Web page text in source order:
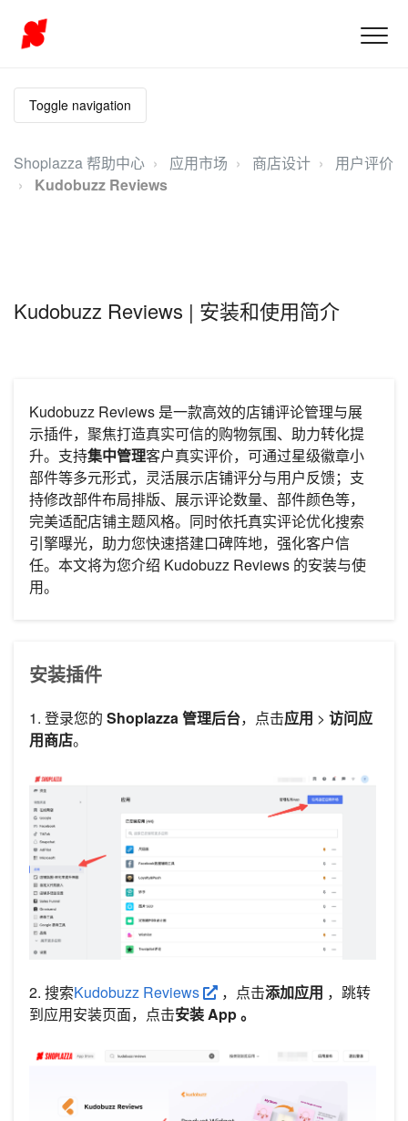
Toggle navigation
Shoplazza 帮助中心 应用市场 商店设计
用户评价
Kudobuzz Reviews
Kudobuzz Reviews | 安装和使用简介
Kudobuzz Reviews 是一款高效的店铺评论管理与展
示插件，聚焦打造真实可信的购物氛围、助力转化提
升。支持集中管理客户真实评价，可通过星级徽章小
部件等多元形式，灵活展示店铺评分与用户反馈；支
持修改部件布局排版、展示评论数量、部件颜色等，
完美适配店铺主题风格。同时依托真实评论优化搜索
引擎曝光，助力您快速搭建口碑阵地，强化客户信
任。本文将为您介绍 Kudobuzz Reviews 的安装与使
用。
安装插件
1. 登录您的 Shoplazza 管理后台，点击应用 > 访问应
用商店。
2. 搜索Kudobuzz Reviews ，点击添加应用 ，跳转
到应用安装页面，点击安装 App 。